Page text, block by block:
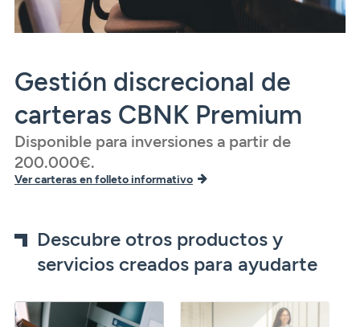
Gestión discrecional de
carteras CBNK Premium
Disponible para inversiones a partir de
200.000€.
Ver carteras en folleto informativo
Descubre otros productos y
servicios creados para ayudarte